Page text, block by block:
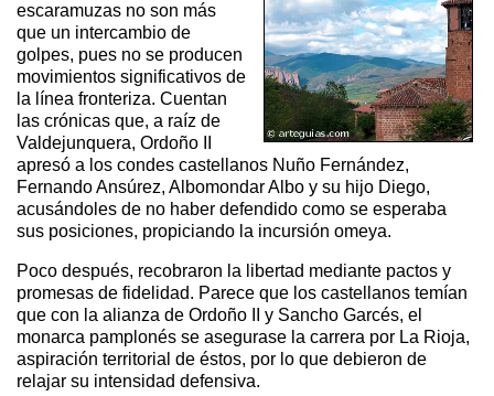
escaramuzas no son más
que un intercambio de
golpes, pues no se producen
movimientos significativos de
la línea fronteriza. Cuentan
las crónicas que, a raíz de
Valdejunquera, Ordoño II
apresó a los condes castellanos Nuño Fernández,
Fernando Ansúrez, Albomondar Albo y su hijo Diego,
acusándoles de no haber defendido como se esperaba
sus posiciones, propiciando la incursión omeya.
Poco después, recobraron la libertad mediante pactos y
promesas de fidelidad. Parece que los castellanos temían
que con la alianza de Ordoño II y Sancho Garcés, el
monarca pamplonés se asegurase la carrera por La Rioja,
aspiración territorial de éstos, por lo que debieron de
relajar su intensidad defensiva.